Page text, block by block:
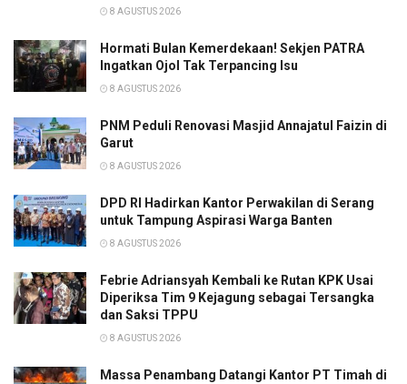
8 AGUSTUS 2026
Hormati Bulan Kemerdekaan! Sekjen PATRA
Ingatkan Ojol Tak Terpancing Isu
8 AGUSTUS 2026
PNM Peduli Renovasi Masjid Annajatul Faizin di
Garut
8 AGUSTUS 2026
DPD RI Hadirkan Kantor Perwakilan di Serang
untuk Tampung Aspirasi Warga Banten
8 AGUSTUS 2026
Febrie Adriansyah Kembali ke Rutan KPK Usai
Diperiksa Tim 9 Kejagung sebagai Tersangka
dan Saksi TPPU
8 AGUSTUS 2026
Massa Penambang Datangi Kantor PT Timah di